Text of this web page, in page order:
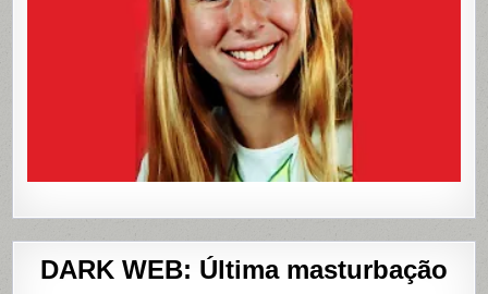
DARK WEB: Última masturbação